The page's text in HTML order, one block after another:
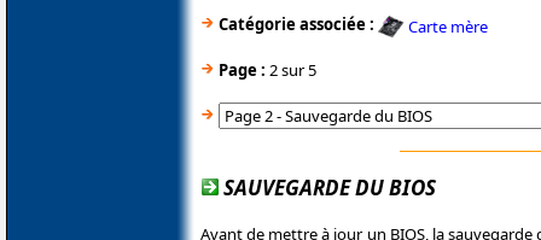
Catégorie associée :
Carte mère
Page : 2 sur 5
SAUVEGARDE DU BIOS
Avant de mettre à jour un BIOS, la